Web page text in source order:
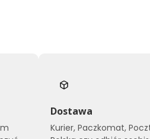
Dostawa
Kurier, Paczkomat,